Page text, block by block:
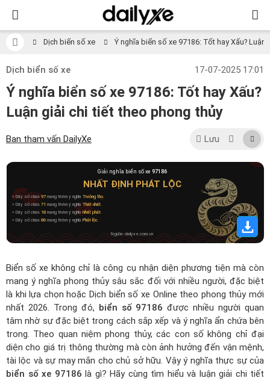
Dịch biển số xe Ý nghĩa biển số xe 97186: Tốt hay Xấu?
Dịch biển số xe 17-07-2025 17:01
Ý nghĩa biển số xe 97186: Tốt hay Xấu?
Luận giải chi tiết theo phong thủy
Ban tham vấn DailyXe Lưu
Giải nghĩa biển số xe 97186
NHẤT ĐỊNH PHÁT LỘC
» Dãy số chứa97 mang thêm ý nghĩa Trường thọ.
» Dãy số chứa 71 mang thêm ý nghĩaThất nhất.
» Dãy số chứa 18 mang thêm ý nghĩaNhất phát.
» Dãy số chứa 86 mang thêm ý nghĩa Phát lộc.
Nguồn: dailyxe.com.vn
Biển số xe không chỉ là công cụ nhận diện phương tiện mà còn
mang ý nghĩa phong thủy sâu sắc đối với nhiều người, đặc biệt
là khi lựa chọn hoặcDịch biển số xe Online theo phong thủy mới
nhất 2026. Trong đó, biển số 97186 được nhiều người quan
tâm nhờ sự đặc biệt trong cách sắp xếp và ý nghĩa ẩn chứa bên
trong. Theo quan niệm phong thủy, các con số không chỉ đại
diện cho giá trị thông thường mà còn ảnh hưởng đến vận mệnh,
tài lộc và sự may mắn cho chủ sở hữu. Vậy ý nghĩa thực sự của
biển số xe 97186 là gì? Hãy cùng tìm hiểu và luận giải chi tiết